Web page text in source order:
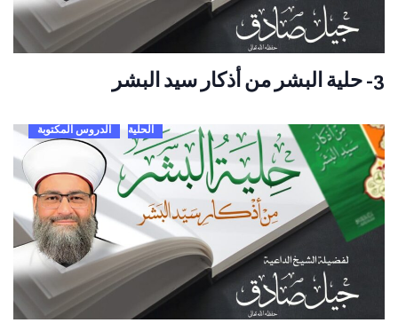
3- حلية البشر من أذكار سيد البشر
الحلية الدروس المكتوبة